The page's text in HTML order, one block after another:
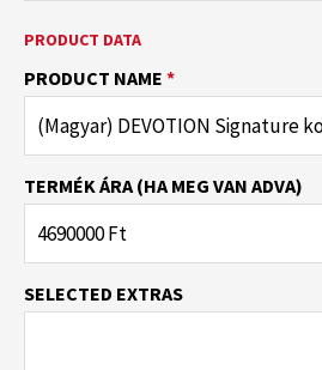
PRODUCT DATA
PRODUCT NAME *
TERMÉK ÁRA (HA MEG VAN ADVA)
SELECTED EXTRAS